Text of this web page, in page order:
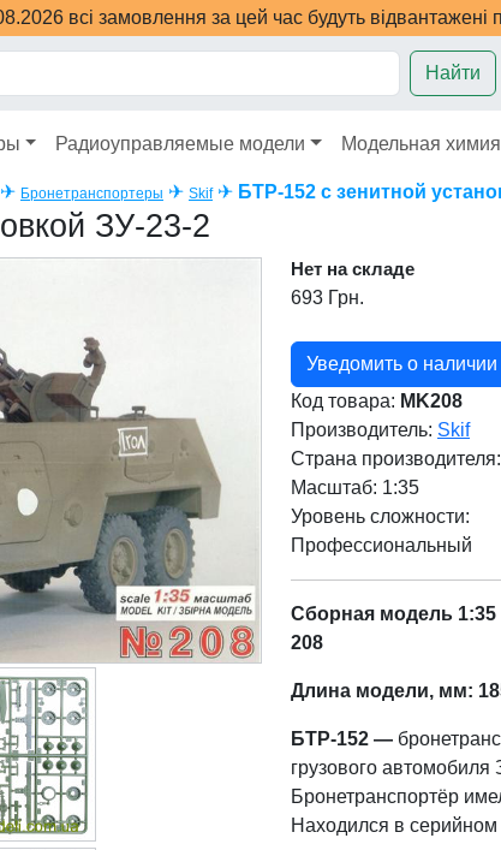
всі замовлення за цей час будуть
Найти
Радиоуправляемые модели Модельная химия
✈ Бронетранспортеры ✈ Skif✈ БТР-152 с зенитной
ЗУ-23-2
Нет на складе
693 Грн.
Уведомить о наличии
Код товара: MK208
Производитель: Skif
Страна производителя:
Масштаб: 1:35
Уровень сложности:
Профессиональный
Сборная модель 1:35
208
Длина модели, мм:
БТР-152 —
грузового
Бронетранспортёр
Находился в